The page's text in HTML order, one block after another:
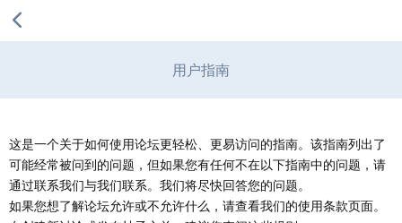
用户指南
这是一个关于如何使用论坛更轻松、更易访问的指南。该指南列出了
可能经常被问到的问题，但如果您有任何不在以下指南中的问题，请
通过联系我们与我们联系。我们将尽快回答您的问题。
如果您想了解论坛允许或不允许什么，请查看我们的使用条款页面。